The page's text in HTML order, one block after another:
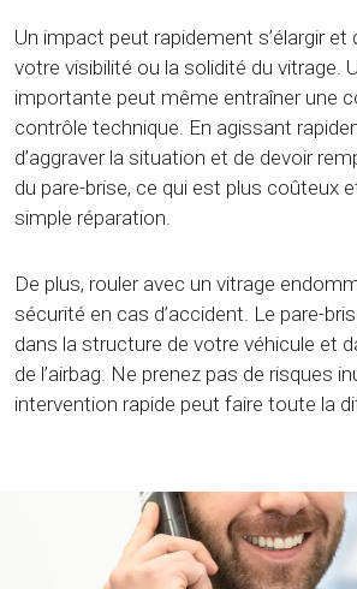
Un impact peut rapidement s’élargir
votre visibilité ou la solidité du vitrage.
importante peut même entraîner une
contrôle technique. En agissant
d’aggraver la situation et de devoir
du pare-brise, ce qui est plus coûteux
simple réparation.
De plus, rouler avec un vitrage
sécurité en cas d’accident. Le pare-
dans la structure de votre véhicule et
de l’airbag. Ne prenez pas de risques
intervention rapide peut faire toute la